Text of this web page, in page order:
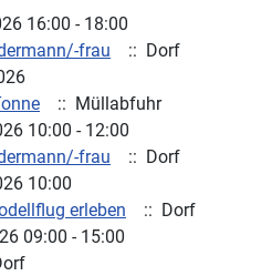
16:00 - 18:00
frau
:: Dorf
:: Müllabfuhr
10:00 - 12:00
frau
:: Dorf
10:00
erleben
:: Dorf
09:00 - 15:00